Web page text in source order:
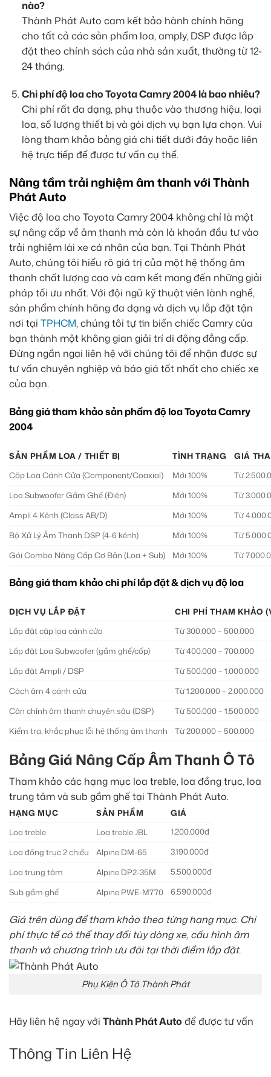
nào?
Thành Phát Auto cam kết bảo hành chính hãng
cho tất cả các sản phẩm loa, amply, DSP được lắp
đặt theo chính sách của nhà sản xuất, thường từ 12-
24 tháng.
Chi phí độ loa cho Toyota Camry 2004 là bao nhiêu?
Chi phí rất đa dạng, phụ thuộc vào thương hiệu, loại
loa, số lượng thiết bị và gói dịch vụ bạn lựa chọn. Vui
lòng tham khảo bảng giá chi tiết dưới đây hoặc liên
hệ trực tiếp để được tư vấn cụ thể.
Nâng tầm trải nghiệm âm thanh với Thành
Phát Auto
Việc độ loa cho Toyota Camry 2004 không chỉ là một
sự nâng cấp về âm thanh mà còn là khoản đầu tư vào
trải nghiệm lái xe cá nhân của bạn. Tại Thành Phát
Auto, chúng tôi hiểu rõ giá trị của một hệ thống âm
thanh chất lượng cao và cam kết mang đến những giải
pháp tối ưu nhất. Với đội ngũ kỹ thuật viên lành nghề,
sản phẩm chính hãng đa dạng và dịch vụ lắp đặt tận
nơi tại TPHCM, chúng tôi tự tin biến chiếc Camry của
bạn thành một không gian giải trí di động đẳng cấp.
Đừng ngần ngại liên hệ với chúng tôi để nhận được sự
tư vấn chuyên nghiệp và báo giá tốt nhất cho chiếc xe
của bạn.
Bảng giá tham khảo sản phẩm độ loa Toyota Camry
2004
SẢN PHẨM LOA / THIẾT BỊ TÌNH TRẠNG
GIÁ
Cặp Loa Cánh Cửa (Component/Coaxial)
Mới 100%
Từ
Loa Subwoofer Gầm Ghế (Điện)
Mới 100%
Từ
Ampli 4 Kênh (Class AB/D)
Mới 100%
Từ
Bộ Xử Lý Âm Thanh DSP (4-6 kênh)
Mới 100%
Từ
Gói Combo Nâng Cấp Cơ Bản (Loa + Sub)
Mới 100% Từ
Bảng giá tham khảo chi phí lắp đặt & dịch vụ độ loa
DỊCH VỤ LẮP ĐẶT
CHI PHÍ THAM KHẢO
Lắp đặt cặp loa cánh cửa
Từ 300.000 – 500.000
Lắp đặt Loa Subwoofer (gầm ghế/cốp)
Từ 400.000 – 700.000
Lắp đặt Ampli / DSP
Từ 500.000 – 1.000.000
Cách âm 4 cánh cửa
Từ 1.200.000 – 2.000.000
Cân chỉnh âm thanh chuyên sâu (DSP)
Từ 500.000 – 1.500.000
Kiểm tra, khắc phục lỗi hệ thống âm thanh
Từ 200.000 – 500.000
Bảng Giá Nâng Cấp Âm Thanh Ô Tô
Tham khảo các hạng mục loa treble, loa đồng trục, loa
trung tâm và sub gầm ghế tại Thành Phát Auto.
HẠNG MỤC SẢN PHẨM
GIÁ
Loa treble
Loa treble JBL
1.200.000đ
Loa đồng trục 2 chiều
Alpine DM-65
3.190.000đ
Loa trung tâm
Alpine DP2-35M
5.500.000đ
Sub gầm ghế
Alpine PWE-M770 6.590.000đ
Giá trên dùng để tham khảo theo từng hạng mục. Chi
phí thực tế có thể thay đổi tùy dòng xe, cấu hình âm
thanh và chương trình ưu đãi tại thời điểm lắp đặt.
Phụ Kiện Ô Tô Thành Phát
Hãy liên hệ ngay với Thành Phát Auto để được tư vấn
Thông Tin Liên Hệ